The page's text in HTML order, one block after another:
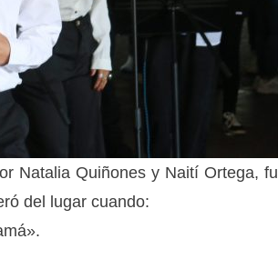
Natalia Quiñones y Naití Ortega,
del lugar cuando: